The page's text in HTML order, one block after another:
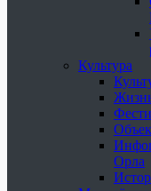
Культура
Орла